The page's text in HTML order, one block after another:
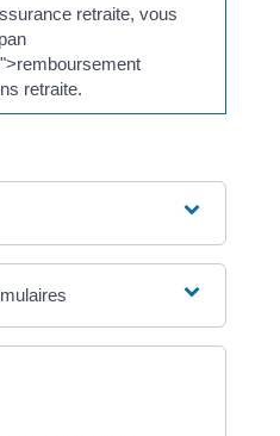
retraite, vous
retraite.